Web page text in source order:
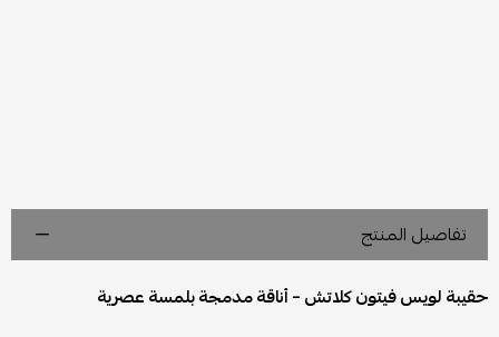
تفاصيل المنتج
حقيبة لويس فيتون كلاتش – أناقة مدمجة بلمسة عصرية